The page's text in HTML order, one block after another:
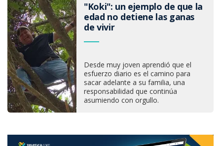
"Koki": un ejemplo de que la
edad no detiene las ganas
de vivir
Desde muy joven aprendió que el
esfuerzo diario es el camino para
sacar adelante a su familia, una
responsabilidad que continúa
asumiendo con orgullo.